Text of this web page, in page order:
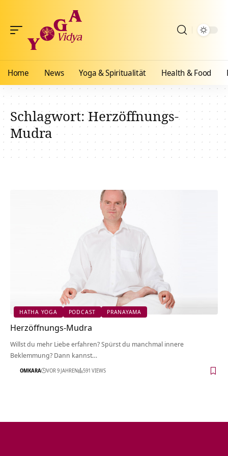
Home News Yoga & Spiritualität Health & Food
Schlagwort:Herzöffnungs-
Mudra
HATHA YOGA PODCAST PRANAYAMA
Herzöffnungs-Mudra
Willst du mehr Liebe erfahren? Spürst du manchmal innere
Beklemmung? Dann kannst…
OMKARA VOR 9 JAHREN 591 VIEWS